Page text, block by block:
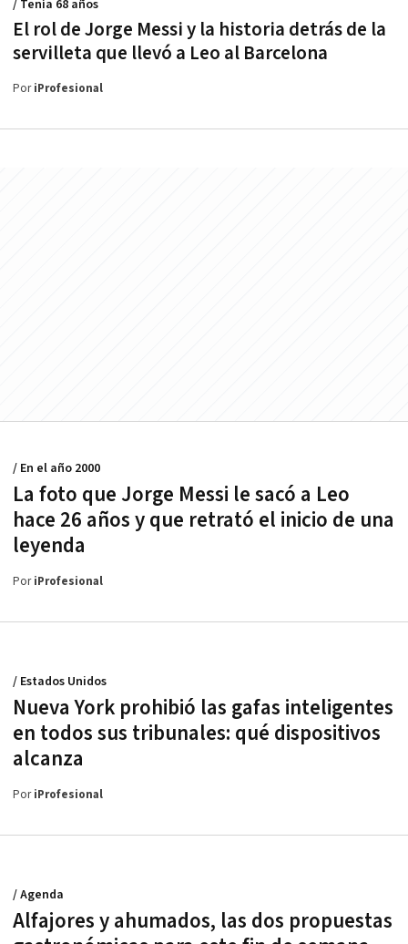
El rol de Jorge Messi y la historia detrás de la
servilleta que llevó a Leo al Barcelona
/ Tenía 68 años
PoriProfesional
La foto que Jorge Messi le sacó a Leo
hace 26 años y que retrató el inicio de una
leyenda
/ En el año 2000
PoriProfesional
Nueva York prohibió las gafas inteligentes
en todos sus tribunales: qué dispositivos
alcanza
/ Estados Unidos
PoriProfesional
Alfajores y ahumados, las dos propuestas
/ Agenda